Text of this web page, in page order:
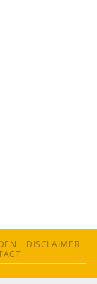
DISCLAIMER